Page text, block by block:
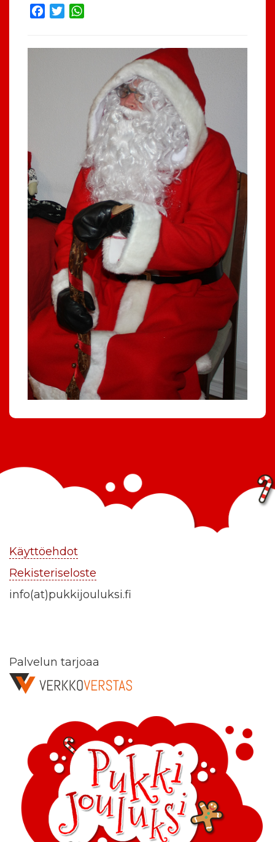
Facebook
Twitter
Käyttöehdot
Rekisteriseloste
info(at)pukkijouluksi.fi
Palvelun tarjoaa